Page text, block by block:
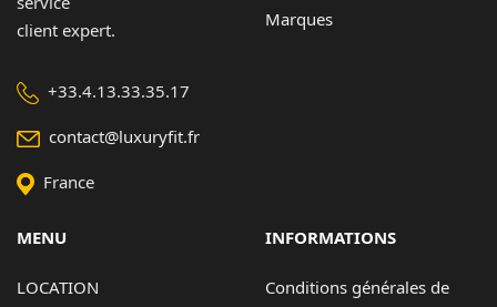
client expert.
+33.4.13.33.35.17
contact@luxuryfit.fr
France
Marques
MENU
LOCATION
INFORMATIONS
Conditions générales de